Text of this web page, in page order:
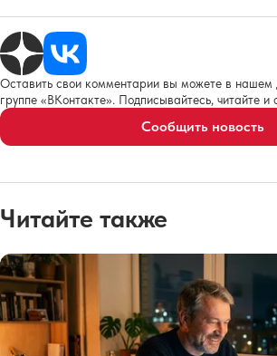
Оставить свои комментарии вы можете в нашем
группе «ВКонтакте». Подписывайтесь, читайте и
Сообщить новость
Читайте также